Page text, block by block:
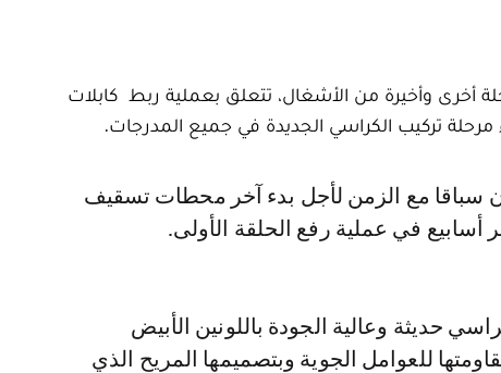
أخرى وأخيرة من الأشغال، تتعلق بعملية ربط كابلات
مرحلة تركيب الكراسي الجديدة في جميع المدرجات.
في عملية رفع الحلقة الأولى.
حديثة وعالية الجودة باللونين الأبيض
للعوامل الجوية وبتصميمها المريح الذي